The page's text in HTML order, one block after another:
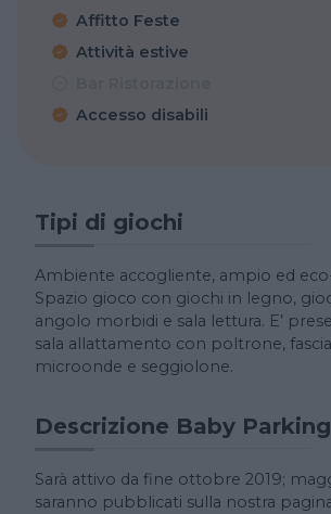
Affitto Feste
Attività estive
Accesso disabili
Tipi di giochi
Ambiente accogliente, ampio ed
Spazio gioco con giochi in legno,
angolo morbidi e sala lettura. E’
sala allattamento con poltrone,
microonde e seggiolone.
Descrizione Baby Parking
Sarà attivo da fine ottobre 2019;
saranno pubblicati sulla nostra